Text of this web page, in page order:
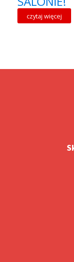
czytaj więcej